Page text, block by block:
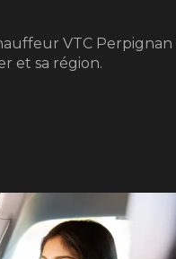
VTC
et sa région.